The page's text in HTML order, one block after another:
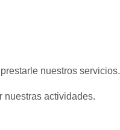
nuestros servicios.
nuestras actividades.